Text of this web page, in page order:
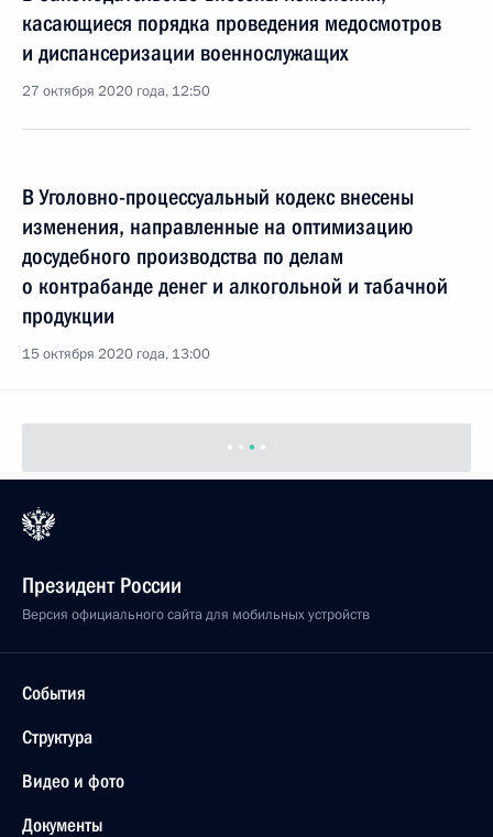
касающиеся порядка проведения медосмотров
и диспансеризации военнослужащих
27 октября 2020 года, 12:50
В Уголовно-процессуальный кодекс внесены
изменения, направленные на оптимизацию
досудебного производства по делам
о контрабанде денег и алкогольной и табачной
продукции
15 октября 2020 года, 13:00
Президент России
Версия официального сайта для мобильных устройств
События
Структура
Видео и фото
Документы